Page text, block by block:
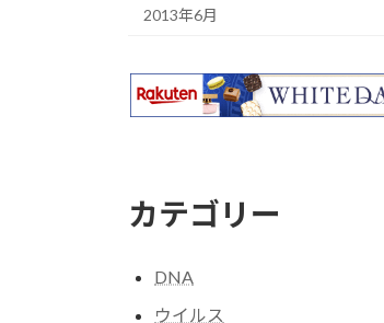
2013年6月
カテゴリー
DNA
ウイルス